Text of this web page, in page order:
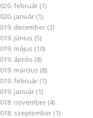
február(1)
január(1)
december(3)
június (5)
május (10)
április (8)
március (8)
február(1)
január(1)
november(4)
szeptember(1)